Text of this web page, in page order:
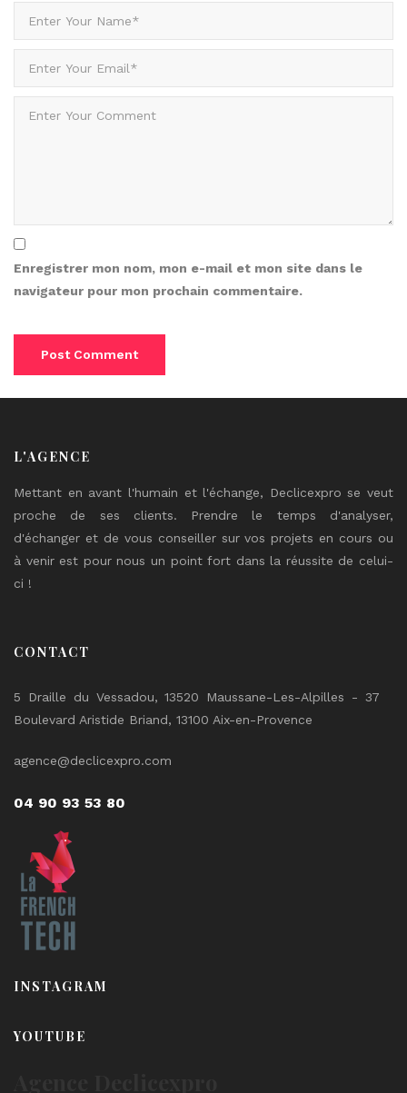
Enregistrer mon nom, mon e-mail et mon site dans le
navigateur pour mon prochain commentaire.
L'AGENCE
Mettant en avant l'humain et l'échange, Declicexpro se veut
proche de ses clients. Prendre le temps d'analyser,
d'échanger et de vous conseiller sur vos projets en cours ou
à venir est pour nous un point fort dans la réussite de celui-
ci !
CONTACT
5 Draille du Vessadou, 13520 Maussane-Les-Alpilles - 37
Boulevard Aristide Briand, 13100 Aix-en-Provence
agence@declicexpro.com
04 90 93 53 80
INSTAGRAM
YOUTUBE